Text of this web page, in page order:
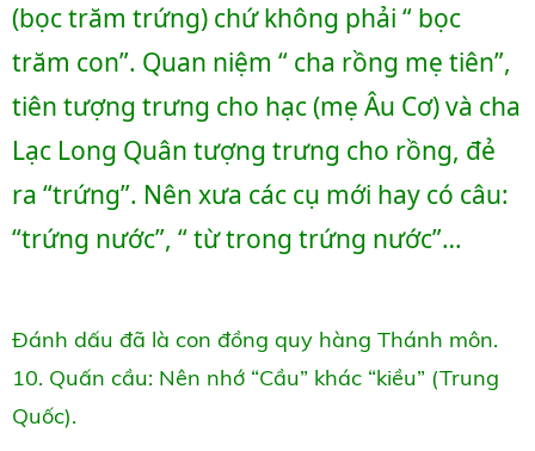
(bọc trăm trứng) chứ không phải “ bọc
trăm con”. Quan niệm “ cha rồng mẹ tiên”,
tiên tượng trưng cho hạc (mẹ Âu Cơ) và cha
Lạc Long Quân tượng trưng cho rồng, đẻ
ra “trứng”. Nên xưa các cụ mới hay có câu:
“trứng nước”, “ từ trong trứng nước”…
Đánh dấu đã là con đồng quy hàng Thánh môn.
10. Quấn cầu: Nên nhớ “Cầu” khác “kiều” (Trung
Quốc).